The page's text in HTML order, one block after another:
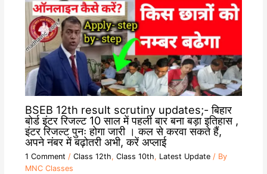
BSEB 12th result scrutiny updates;- बिहार
बोर्ड इंटर रिजल्ट 10 साल में पहली बार बना बड़ा इतिहास ,
इंटर रिजल्ट पुनः होगा जारी । कल से करवा सकते हैं,
अपने नंबर में बढ़ोतरी अभी, करें अप्लाई
1 Comment / Class 12th, Class 10th, Latest Update/ By
MNC Classes